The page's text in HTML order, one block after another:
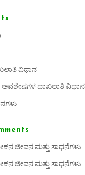
ವಿಧಾನ
ಅವಶೇಷಗಳ ದಾಖಲಾತಿ ವಿಧಾನ
ಜೀವನ ಮತ್ತು ಸಾಧನೆಗಳು
ಜೀವನ ಮತ್ತು ಸಾಧನೆಗಳು